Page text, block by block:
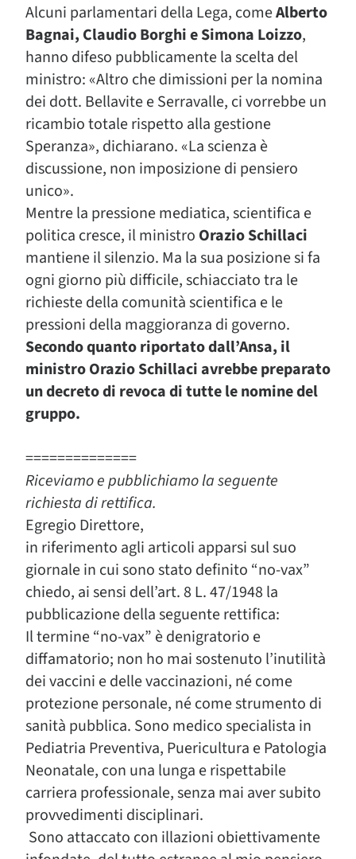
Alcuni parlamentari della Lega, comeAlberto
Bagnai, Claudio Borghi e Simona Loizzo,
hanno difeso pubblicamente la scelta del
ministro: «Altro che dimissioni per la nomina
dei dott. Bellavite e Serravalle, ci vorrebbe un
ricambio totale rispetto alla gestione
Speranza», dichiarano. «La scienza è
discussione, non imposizione di pensiero
unico».
Mentre la pressione mediatica, scientifica e
politica cresce, il ministro OrazioSchillaci
mantiene il silenzio. Ma la sua posizione si fa
ogni giorno più difficile, schiacciato tra le
richieste della comunità scientifica e le
pressioni della maggioranza di governo.
Secondo quanto riportato dall’Ansa, il
ministro Orazio Schillaci avrebbe preparato
un decreto di revoca di tutte le nomine del
gruppo.
==============
Riceviamo e pubblichiamo la seguente
richiesta di rettifica.
Egregio Direttore,
in riferimento agli articoli apparsi sul suo
giornale in cui sono stato definito “no-vax”
chiedo, ai sensi dell’art. 8 L. 47/1948 la
pubblicazione della seguente rettifica:
Il termine “no-vax” è denigratorio e
diffamatorio; non ho mai sostenuto l’inutilità
dei vaccini e delle vaccinazioni, né come
protezione personale, né come strumento di
sanità pubblica. Sono medico specialista in
Pediatria Preventiva, Puericultura e Patologia
Neonatale, con una lunga e rispettabile
carriera professionale, senza mai aver subito
provvedimenti disciplinari.
Sono attaccato con illazioni obiettivamente